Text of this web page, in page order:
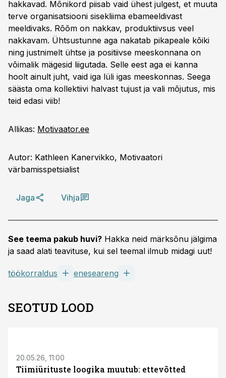
hakkavad. Mõnikord piisab vaid ühest julgest, et muuta
terve organisatsiooni sisekliima ebameeldivast
meeldivaks. Rõõm on nakkav, produktiivsus veel
nakkavam. Ühtsustunne aga nakatab pikapeale kõiki
ning justnimelt ühtse ja positiivse meeskonnana on
võimalik mägesid liigutada. Selle eest aga ei kanna
hoolt ainult juht, vaid iga lüli igas meeskonnas. Seega
säästa oma kollektiivi halvast tujust ja vali mõjutus, mis
teid edasi viib!
Allikas: Motivaator.ee
Autor: Kathleen Kanervikko, Motivaatori
värbamisspetsialist
Jaga Vihja
See teema pakub huvi? Hakka neid märksõnu jälgima
ja saad alati teavituse, kui sel teemal ilmub midagi uut!
töökorraldus eneseareng
SEOTUD LOOD
20.05.26, 11:00
Tiimiürituste loogika muutub: ettevõtted